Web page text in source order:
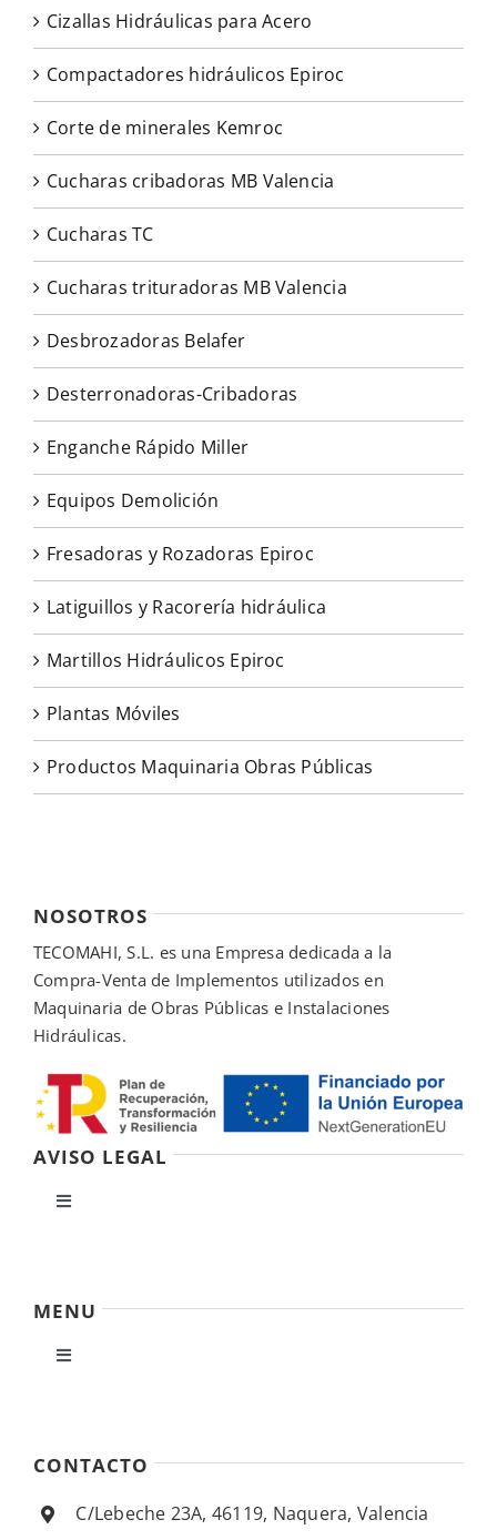
Cizallas Hidráulicas para Acero
Compactadores hidráulicos Epiroc
Corte de minerales Kemroc
Cucharas cribadoras MB Valencia
Cucharas TC
Cucharas trituradoras MB Valencia
Desbrozadoras Belafer
Desterronadoras-Cribadoras
Enganche Rápido Miller
Equipos Demolición
Fresadoras y Rozadoras Epiroc
Latiguillos y Racorería hidráulica
Martillos Hidráulicos Epiroc
Plantas Móviles
Productos Maquinaria Obras Públicas
NOSOTROS
TECOMAHI, S.L. es una Empresa dedicada a la
Compra-Venta de Implementos utilizados en
Maquinaria de Obras Públicas e Instalaciones
Hidráulicas.
AVISO LEGAL
Toggle
Accesibilidad
MENU
Toggle
CONTACTO
C/Lebeche 23A, 46119, Naquera, Valencia